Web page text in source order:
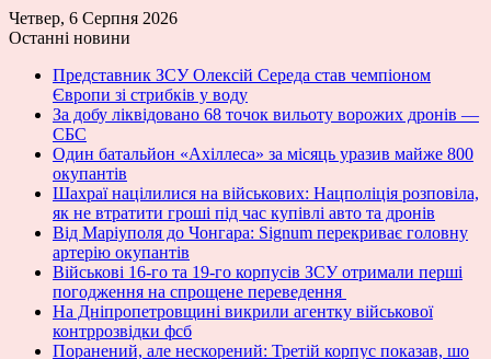
Четвер, 6 Серпня 2026
Останні новини
Представник ЗСУ Олексій Середа став чемпіоном
Європи зі стрибків у воду
За добу ліквідовано 68 точок вильоту ворожих дронів —
СБС
Один батальйон «Ахіллеса» за місяць уразив майже 800
окупантів
Шахраї націлилися на військових: Нацполіція розповіла,
як не втратити гроші під час купівлі авто та дронів
Від Маріуполя до Чонгара: Signum перекриває головну
артерію окупантів
Військові 16-го та 19-го корпусів ЗСУ отримали перші
погодження на спрощене переведення
На Дніпропетровщині викрили агентку військової
контррозвідки фсб
Поранений, але нескорений: Третій корпус показав, шо